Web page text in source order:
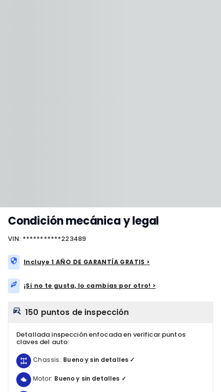
Condición mecánica y legal
VIN: ***********223489
Incluye 1 AÑO DE GARANTÍA GRATIS >
¡Si no te gusta, lo cambias por otro! >
150 puntos de inspección
Detallada inspección enfocada en verificar puntos
claves del auto:
Chassis: Bueno y sin detalles ✓
Motor: Bueno y sin detalles ✓